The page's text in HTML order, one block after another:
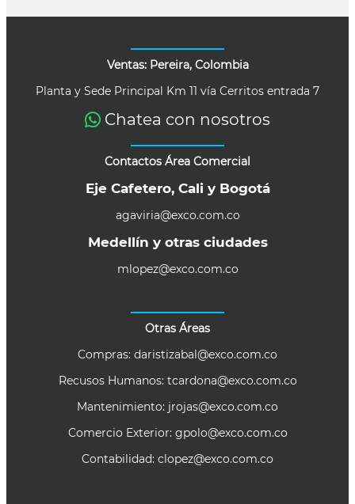
Ventas: Pereira, Colombia
Planta y Sede Principal Km 11 vía Cerritos entrada 7
Chatea con nosotros
Contactos Área Comercial
Eje Cafetero, Cali y Bogotá
agaviria@exco.com.co
Medellín y otras ciudades
mlopez@exco.com.co
Otras Áreas
Compras: daristizabal@exco.com.co
Recusos Humanos: tcardona@exco.com.co
Mantenimiento: jrojas@exco.com.co
Comercio Exterior: gpolo@exco.com.co
Contabilidad: clopez@exco.com.co